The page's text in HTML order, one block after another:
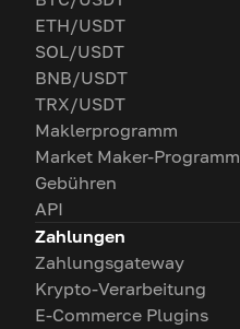
ETH/USDT
SOL/USDT
BNB/USDT
TRX/USDT
Maklerprogramm
Market Maker-Programm
Gebühren
API
Zahlungen
Zahlungsgateway
Krypto-Verarbeitung
E-Commerce Plugins